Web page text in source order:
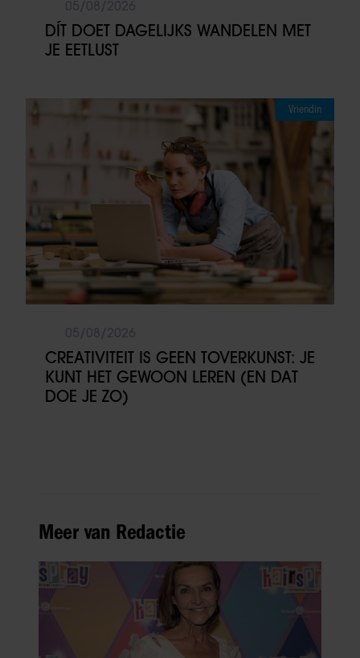
DÍT DOET DAGELIJKS WANDELEN MET
JE EETLUST
Vriendin
CREATIVITEIT IS GEEN TOVERKUNST: JE
KUNT HET GEWOON LEREN (EN DAT
DOE JE ZO)
Meer van Redactie